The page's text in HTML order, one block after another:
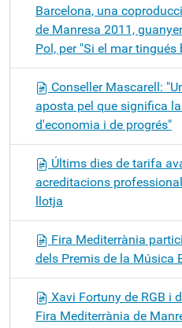
Barcelona, una
de Manresa 2011,
Pol, per "Si el mar tingués
Conseller Mascarell:
aposta pel que significa
d'economia i de progrés"
Últims dies de tarifa
acreditacions
llotja
Fira Mediterrània
dels Premis de la Música
Xavi Fortuny de RGB i
Fira Mediterrània de